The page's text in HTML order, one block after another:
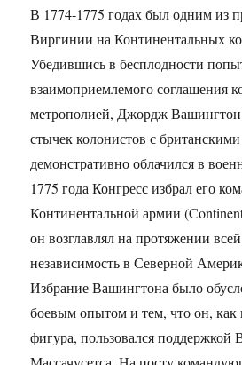
В 1774-1775 годах был одним из
Виргинии на Континентальных
Убедившись в бесплодности
взаимоприемлемого соглашения
метрополией, Джордж
стычек колонистов с
демонстративно облачился в
1775 года Конгресс избрал его
Континентальной армии
он возглавлял на протяжении
независимость в Северной
Избрание Вашингтона было
боевым опытом и тем, что он, как
фигура, пользовался поддержкой